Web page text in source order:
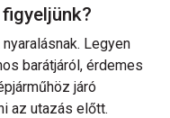
Legyen
barátjáról, érdemes
járó
az utazás előtt.